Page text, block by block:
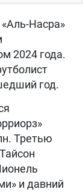
Насра»
2024 года.
год.
Третью
и давний